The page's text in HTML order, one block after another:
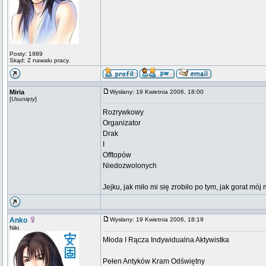
Posty: 1989
Skąd: Z nawału pracy.
Miria
[Usunięty]
Wysłany: 19 Kwietnia 2006, 18:00
Rozrywkowy
Organizator
Drak
Offtopów
Niedozwolonych
Jejku, jak miło mi się zrobiło po tym, jak gorat mój
Anko
Niki
Wysłany: 19 Kwietnia 2006, 18:19
Młoda I Rącza Indywidualna Aktywistka
Pełen Antyków Kram Odświętny